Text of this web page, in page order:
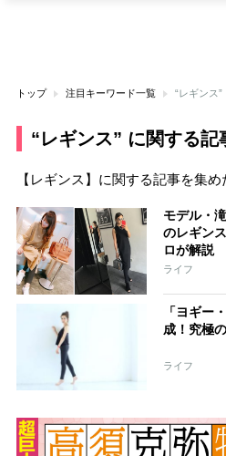
トップ 注目キーワード一覧 “レギンス
“レギンス” に関する記
【レギンス】に関する記事を集め
モデル・
のレギン
ロが解説
ライフ
「ヨギー
成！究極
ライフ